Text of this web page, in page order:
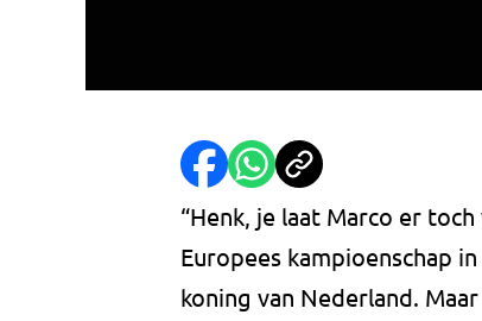
“Henk, je laat Marco er
Europees kampioenschap
koning van Nederland.